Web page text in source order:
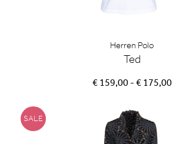
Herren Polo
Ted
€ 159,00 - € 175,00
SALE